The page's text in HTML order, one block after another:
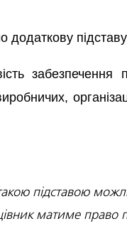
додаткову
забезпечення
підставою
матиме